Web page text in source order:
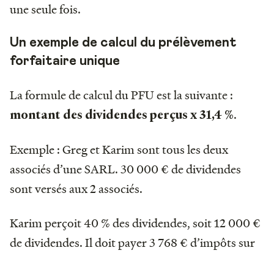
une seule fois.
Un exemple de calcul du prélèvement
forfaitaire unique
La formule de calcul du PFU est la suivante :
montant des dividendes perçus x 31,4 %.
Exemple : Greg et Karim sont tous les deux
associés d’une SARL. 30 000 € de dividendes
sont versés aux 2 associés.
Karim perçoit 40 % des dividendes, soit 12 000 €
de dividendes. Il doit payer 3 768 € d’impôts sur